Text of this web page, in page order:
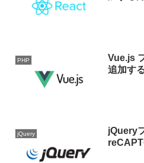
PHP
Vue.js
追加す
jQuery
jQuery